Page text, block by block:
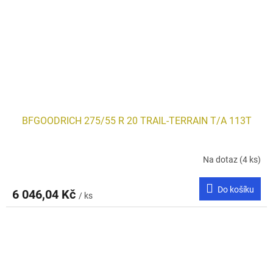
BFGOODRICH 275/55 R 20 TRAIL-TERRAIN T/A 113T
Na dotaz (4 ks)
6 046,04 Kč / ks
Do košíku